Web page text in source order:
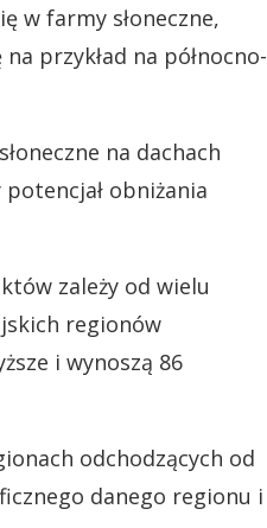
w farmy słoneczne,
przykład na północno-
na dachach
obniżania
zależy od wielu
regionów
i wynoszą 86
odchodzących od
danego regionu i